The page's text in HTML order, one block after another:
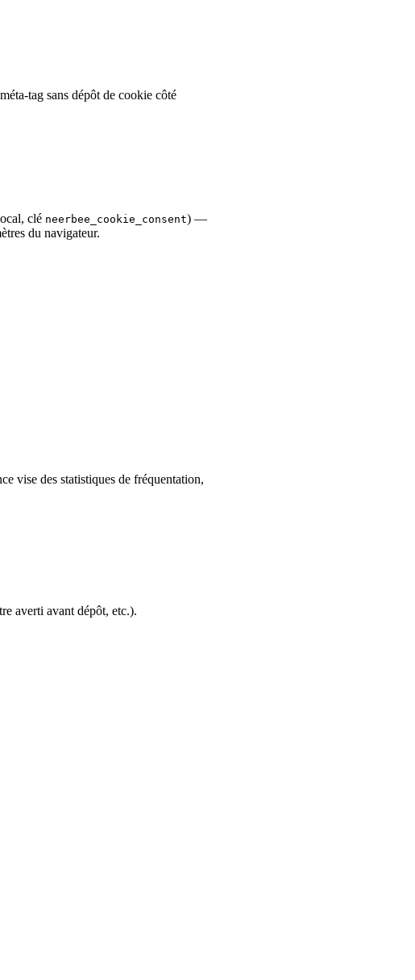
tag sans dépôt de cookie côté
clé neerbee_cookie_consent) —
du navigateur.
vise des statistiques de fréquentation,
averti avant dépôt, etc.).